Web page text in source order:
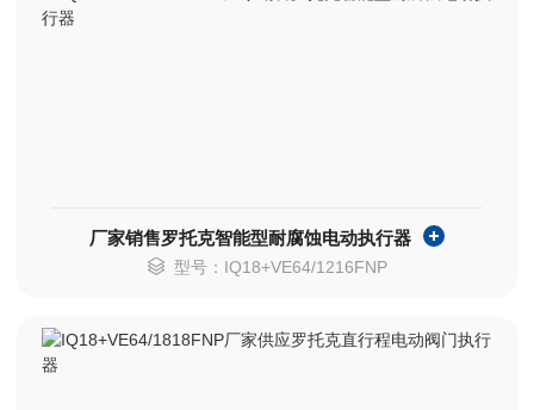
厂家销售罗托克智能型耐腐蚀电动执行器
型号：IQ18+VE64/1216FNP